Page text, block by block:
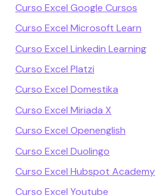
Curso Excel Google Cursos
Curso Excel Microsoft Learn
Curso Excel Linkedin Learning
Curso Excel Platzi
Curso Excel Domestika
Curso Excel Miriada X
Curso Excel Openenglish
Curso Excel Duolingo
Curso Excel Hubspot Academy
Curso Excel Youtube